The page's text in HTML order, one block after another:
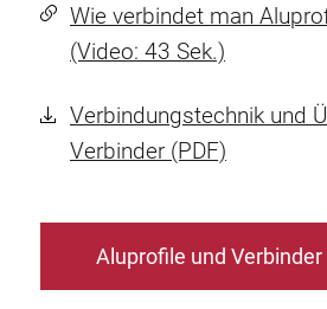
Wie verbindet man
(Video: 43 Sek.)
Verbindungstechnik und
Verbinder (PDF)
Aluprofile und